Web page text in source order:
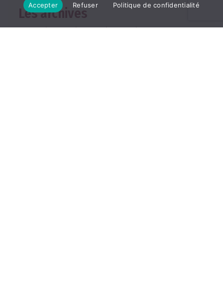
Les archives
2026 2025 2024 2023 2022
Accepter
Refuser Politique de confidentialité